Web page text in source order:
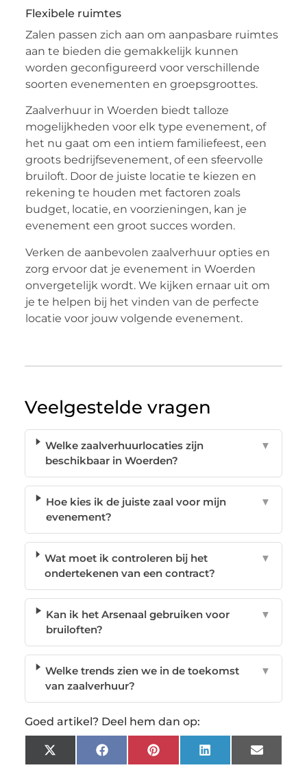
Flexibele ruimtes
Zalen passen zich aan om aanpasbare ruimtes
aan te bieden die gemakkelijk kunnen
worden geconfigureerd voor verschillende
soorten evenementen en groepsgroottes.
Zaalverhuur in Woerden biedt talloze
mogelijkheden voor elk type evenement, of
het nu gaat om een intiem familiefeest, een
groots bedrijfsevenement, of een sfeervolle
bruiloft. Door de juiste locatie te kiezen en
rekening te houden met factoren zoals
budget, locatie, en voorzieningen, kan je
evenement een groot succes worden.
Verken de aanbevolen zaalverhuur opties en
zorg ervoor dat je evenement in Woerden
onvergetelijk wordt. We kijken ernaar uit om
je te helpen bij het vinden van de perfecte
locatie voor jouw volgende evenement.
Veelgestelde vragen
Welke zaalverhuurlocaties zijn
beschikbaar in Woerden?
▼
Hoe kies ik de juiste zaal voor mijn
evenement?
▼
Wat moet ik controleren bij het
ondertekenen van een contract?
▼
Kan ik het Arsenaal gebruiken voor
bruiloften?
▼
Welke trends zien we in de toekomst
van zaalverhuur?
▼
Goed artikel? Deel hem dan op:
X
(Twitter)
FacebookPinterest LinkedIn Email